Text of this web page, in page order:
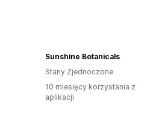
Sunshine Botanicals
Stany Zjednoczone
10 miesięcy korzystania z
aplikacji